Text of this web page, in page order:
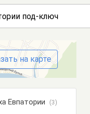
на карте
Евпатории (3)